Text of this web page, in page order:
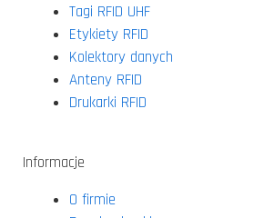
Tagi RFID UHF
Etykiety RFID
Kolektory danych
Anteny RFID
Drukarki RFID
Informacje
O firmie